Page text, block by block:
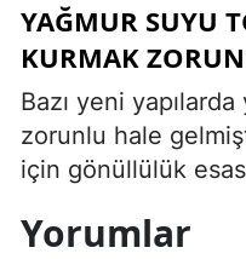
YAĞMUR SUYU
KURMAK
Bazı yeni
zorunlu hale
için gönüllülük
Yorumlar